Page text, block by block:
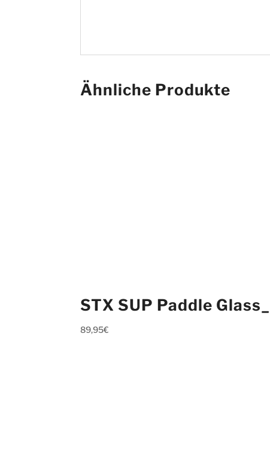
Ähnliche Produkte
STX SUP Paddle
89,95€